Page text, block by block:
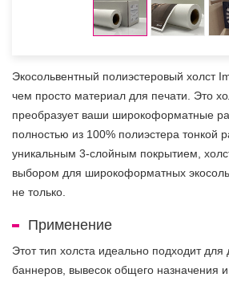
Экосольвентный полиэстеровый холст
чем просто материал для печати. Это
преобразует ваши широкоформатные
полностью из 100% полиэстера тонкой
уникальным 3-слойным покрытием,
выбором для широкоформатных
не только.
Применение
Этот тип холста идеально подходит для
баннеров, вывесок общего назначения